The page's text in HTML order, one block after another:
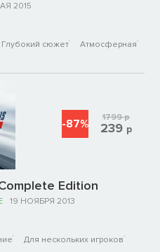
2015
Глубокий сюжет
Атмосферная
Edition
19 НОЯБРЯ 2013
Для нескольких игроков
-87% 1799р
239 р